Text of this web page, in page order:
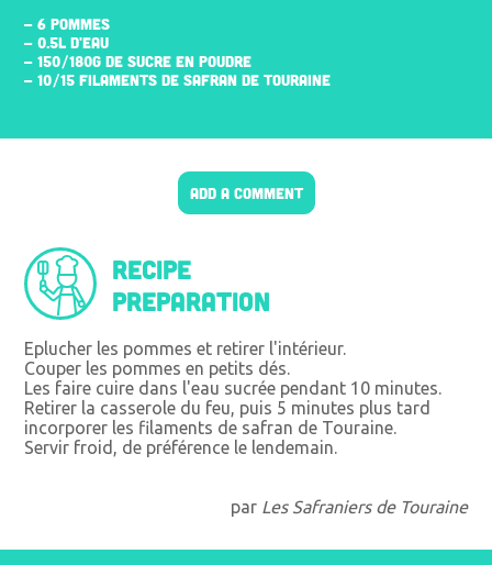
- 6 POMMES
- 0.5L D'EAU
- 150/180G DE SUCRE EN POUDRE
- 10/15 FILAMENTS DE SAFRAN DE TOURAINE
ADD A COMMENT
Recipe
preparation
Eplucher les pommes et retirer l'intérieur.
Couper les pommes en petits dés.
Les faire cuire dans l'eau sucrée pendant 10 minutes.
Retirer la casserole du feu, puis 5 minutes plus tard
incorporer les filaments de safran de Touraine.
Servir froid, de préférence le lendemain.
par Les Safraniers de Touraine